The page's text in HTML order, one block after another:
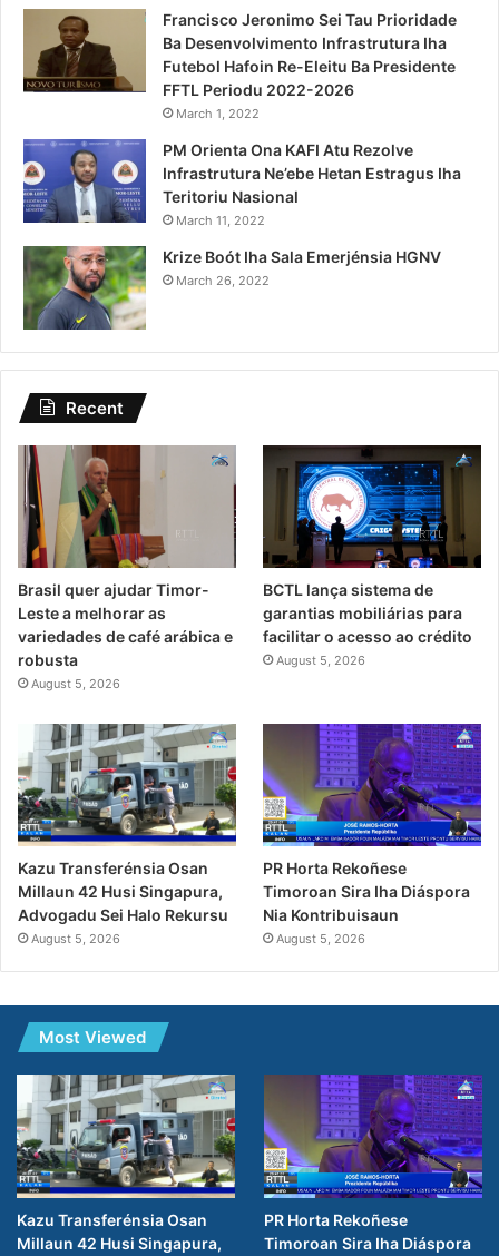
Francisco Jeronimo Sei Tau Prioridade
Ba Desenvolvimento Infrastrutura Iha
Futebol Hafoin Re-Eleitu Ba Presidente
FFTL Periodu 2022-2026
March 1, 2022
PM Orienta Ona KAFI Atu Rezolve
Infrastrutura Ne’ebe Hetan Estragus Iha
Teritoriu Nasional
March 11, 2022
Krize Boót Iha Sala Emerjénsia HGNV
March 26, 2022
Recent
Brasil quer ajudar Timor-
Leste a melhorar as
variedades de café arábica e
robusta
August 5, 2026
BCTL lança sistema de
garantias mobiliárias para
facilitar o acesso ao crédito
August 5, 2026
Kazu Transferénsia Osan
Millaun 42 Husi Singapura,
Advogadu Sei Halo Rekursu
August 5, 2026
PR Horta Rekoñese
Timoroan Sira Iha Diáspora
Nia Kontribuisaun
August 5, 2026
Most Viewed
Kazu Transferénsia Osan
Millaun 42 Husi Singapura,
PR Horta Rekoñese
Timoroan Sira Iha Diáspora